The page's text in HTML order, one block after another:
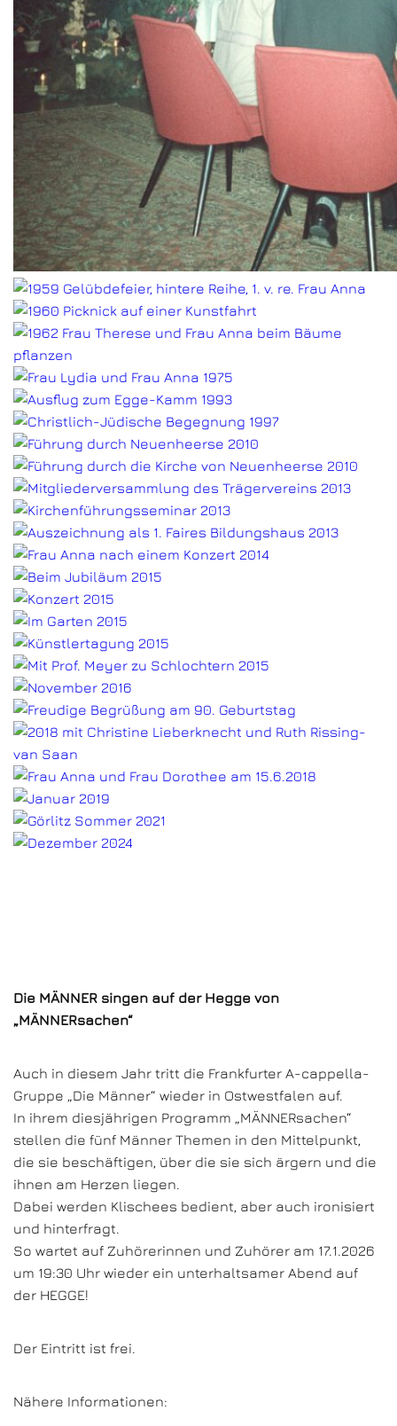
Die MÄNNER singen auf der Hegge von
„MÄNNERsachen“
Auch in diesem Jahr tritt die Frankfurter A-cappella-
Gruppe „Die Männer“ wieder in Ostwestfalen auf.
In ihrem diesjährigen Programm „MÄNNERsachen“
stellen die fünf Männer Themen in den Mittelpunkt,
die sie beschäftigen, über die sie sich ärgern und die
ihnen am Herzen liegen.
Dabei werden Klischees bedient, aber auch ironisiert
und hinterfragt.
So wartet auf Zuhörerinnen und Zuhörer am 17.1.2026
um 19:30 Uhr wieder ein unterhaltsamer Abend auf
der HEGGE!
Der Eintritt ist frei.
Nähere Informationen: